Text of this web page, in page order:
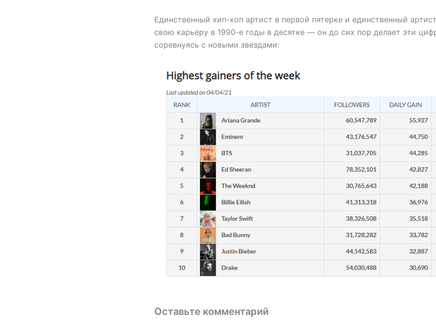
Единственный хип-хоп артист в первой пятерке и единственный
свою карьеру в 1990-е годы в десятке — он до сих пор делает эти
соревнуясь с новыми звездами:
Оставьте комментарий